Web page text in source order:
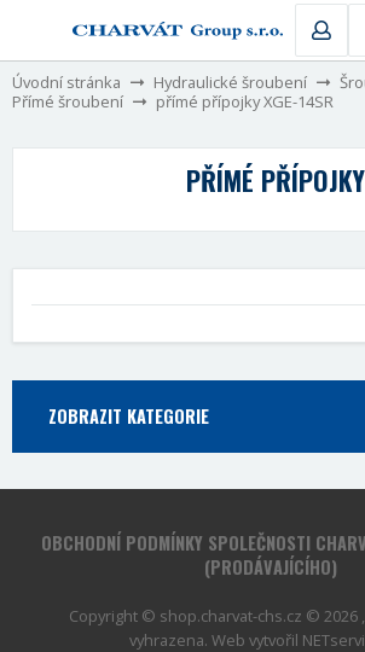
Úvodní stránka Hydraulické šroubení
Přímé šroubení
přímé přípojky XGE-14SR
PŘÍMÉ
ZOBRAZIT KATEGORIE
OBCHODNÍ PODMÍNKY SPOLEČNOSTI
(PRODÁVAJÍCÍHO)
Copyright © shop.charvat-chs.cz © 2026
vyhrazena. Web vytvořil